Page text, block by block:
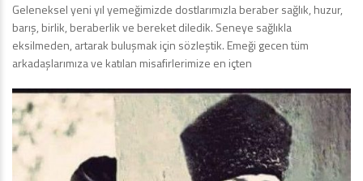
Geleneksel yeni yıl yemeğimizde dostlarımızla beraber sağlık, huzur,
barış, birlik, beraberlik ve bereket diledik. Seneye sağlıkla
eksilmeden, artarak buluşmak için sözleştik. Emeği gecen tüm
arkadaşlarımıza ve katılan misafirlerimize en içten